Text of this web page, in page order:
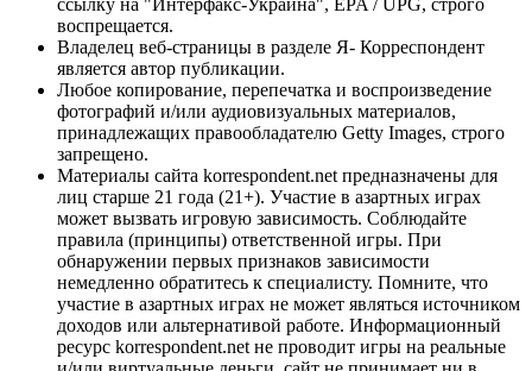
ссылку на "Интерфакс-Украина", EPA / UPG, строго
воспрещается.
Владелец веб-страницы в разделе Я- Корреспондент
является автор публикации.
Любое копирование, перепечатка и воспроизведение
фотографий и/или аудиовизуальных материалов,
принадлежащих правообладателю Getty Images, строго
запрещено.
Материалы сайта korrespondent.net предназначены для
лиц старше 21 года (21+). Участие в азартных играх
может вызвать игровую зависимость. Соблюдайте
правила (принципы) ответственной игры. При
обнаружении первых признаков зависимости
немедленно обратитесь к специалисту. Помните, что
участие в азартных играх не может являться источником
доходов или альтернативой работе. Информационный
ресурс korrespondent.net не проводит игры на реальные